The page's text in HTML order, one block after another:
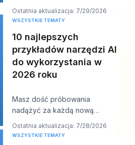
otworzyłeś jednego laptopa i
zobaczyłeś dwanaście logowa
Ostatnia aktualizacja: 7/29/2026
WSZYSTKIE TEMATY
10 najlepszych
przykładów narzędzi AI
do wykorzystania w
2026 roku
Masz dość próbowania
nadążyć za każdą nową
premierą AI, a jednocześnie
musisz do południa wrzucić na
Ostatnia aktualizacja: 7/28/2026
WSZYSTKIE TEMATY